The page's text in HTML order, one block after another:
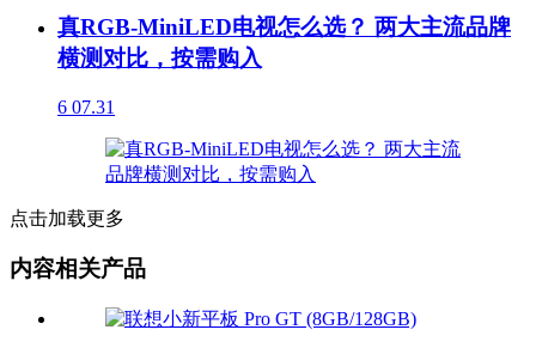
真RGB-MiniLED电视怎么选？ 两大主流品牌
横测对比，按需购入
6 07.31
点击加载更多
内容相关产品